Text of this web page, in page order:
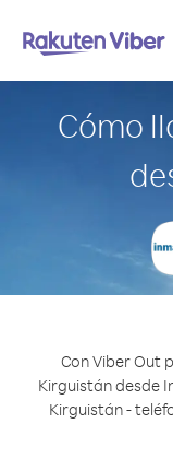
Cómo
Con Viber Out
Kirguistán desde
Kirguistán -